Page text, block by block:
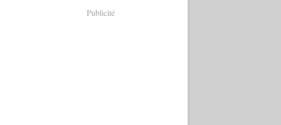
Publicité